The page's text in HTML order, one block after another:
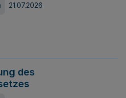
21.07.2026
des